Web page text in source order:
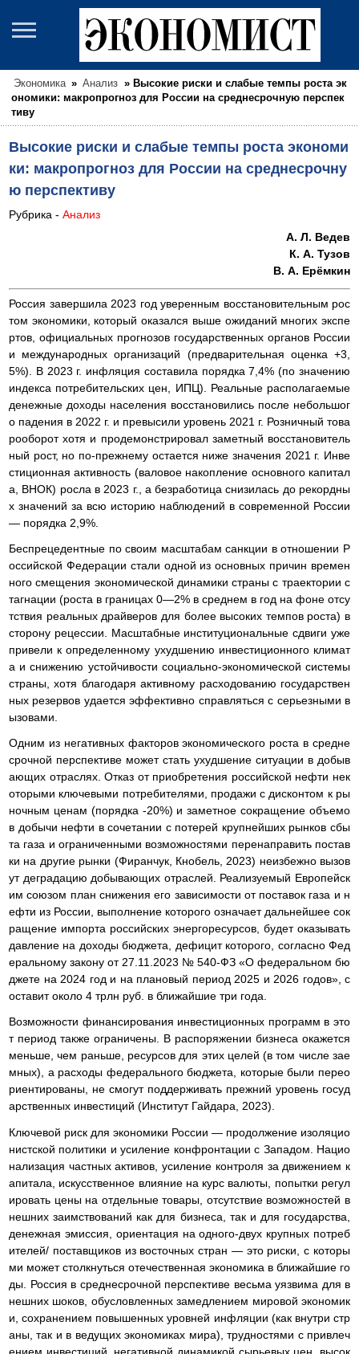
Экономика » Анализ » Высокие риски и слабые темпы роста эк
ономики: макропрогноз для России на среднесрочную перспек
тиву
Высокие риски и слабые темпы роста экономи
ки: макропрогноз для России на среднесрочну
ю перспективу
Рубрика - Анализ
А. Л. Ведев
К. А. Тузов
В. А. Ерёмкин
Россия завершила 2023 год уверенным восстановительным рос
том экономики, который оказался выше ожиданий многих экспе
ртов, официальных прогнозов государственных органов России
и международных организаций (предварительная оценка +3,
5%). В 2023 г. инфляция составила порядка 7,4% (по значению
индекса потребительских цен, ИПЦ). Реальные располагаемые
денежные доходы населения восстановились после небольшог
о падения в 2022 г. и превысили уровень 2021 г. Розничный това
рооборот хотя и продемонстрировал заметный восстановитель
ный рост, но по-прежнему остается ниже значения 2021 г. Инве
стиционная активность (валовое накопление основного капитал
а, ВНОК) росла в 2023 г., а безработица снизилась до рекордны
х значений за всю историю наблюдений в современной России
— порядка 2,9%.
Беспрецедентные по своим масштабам санкции в отношении Р
оссийской Федерации стали одной из основных причин времен
ного смещения экономической динамики страны с траектории с
тагнации (роста в границах 0—2% в среднем в год на фоне отсу
тствия реальных драйверов для более высоких темпов роста) в
сторону рецессии. Масштабные институциональные сдвиги уже
привели к определенному ухудшению инвестиционного климат
а и снижению устойчивости социально-экономической системы
страны, хотя благодаря активному расходованию государствен
ных резервов удается эффективно справляться с серьезными в
ызовами.
Одним из негативных факторов экономического роста в средне
срочной перспективе может стать ухудшение ситуации в добыв
ающих отраслях. Отказ от приобретения российской нефти нек
оторыми ключевыми потребителями, продажи с дисконтом к ры
ночным ценам (порядка -20%) и заметное сокращение объемо
в добычи нефти в сочетании с потерей крупнейших рынков сбы
та газа и ограниченными возможностями перенаправить постав
ки на другие рынки (Фиранчук, Кнобель, 2023) неизбежно вызов
ут деградацию добывающих отраслей. Реализуемый Европейск
им союзом план снижения его зависимости от поставок газа и н
ефти из России, выполнение которого означает дальнейшее сок
ращение импорта российских энергоресурсов, будет оказывать
давление на доходы бюджета, дефицит которого, согласно Фед
еральному закону от 27.11.2023 № 540-ФЗ «О федеральном бю
джете на 2024 год и на плановый период 2025 и 2026 годов», с
оставит около 4 трлн руб. в ближайшие три года.
Возможности финансирования инвестиционных программ в это
т период также ограничены. В распоряжении бизнеса окажется
меньше, чем раньше, ресурсов для этих целей (в том числе зае
мных), а расходы федерального бюджета, которые были перео
риентированы, не смогут поддерживать прежний уровень госуд
арственных инвестиций (Институт Гайдара, 2023).
Ключевой риск для экономики России — продолжение изоляцио
нистской политики и усиление конфронтации с Западом. Нацио
нализация частных активов, усиление контроля за движением к
апитала, искусственное влияние на курс валюты, попытки регул
ировать цены на отдельные товары, отсутствие возможностей в
нешних заимствований как для бизнеса, так и для государства,
денежная эмиссия, ориентация на одного-двух крупных потреб
ителей/ поставщиков из восточных стран — это риски, с которы
ми может столкнуться отечественная экономика в ближайшие го
ды. Россия в среднесрочной перспективе весьма уязвима для в
нешних шоков, обусловленных замедлением мировой экономик
и, сохранением повышенных уровней инфляции (как внутри стр
аны, так и в ведущих экономиках мира), трудностями с привлеч
ением инвестиций, негативной динамикой сырьевых цен, высок